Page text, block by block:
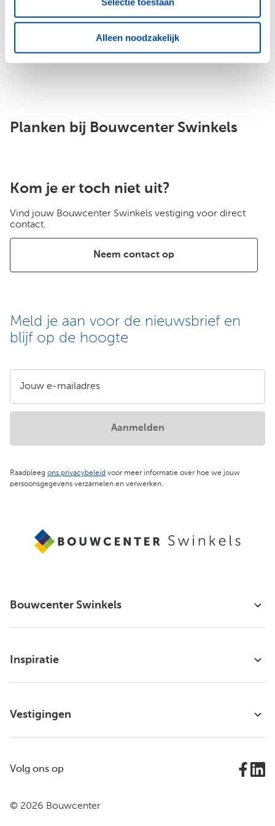
Alleen noodzakelijk
Planken bij Bouwcenter Swinkels
Kom je er toch niet uit?
Vind jouw Bouwcenter Swinkels vestiging voor direct
contact.
Neem contact op
Meld je aan voor de nieuwsbrief en
blijf op de hoogte
Jouw e-mailadres
Raadpleeg ons privacybeleid voor meer informatie over hoe we jouw
persoonsgegevens verzamelen en verwerken.
Aanmelden
Bouwcenter Swinkels
Inspiratie
Vestigingen
© 2026 Bouwcenter
Volg ons op